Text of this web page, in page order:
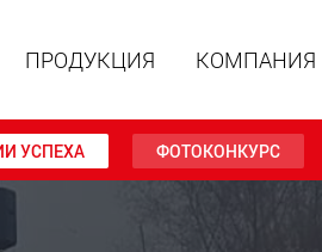
ПРОДУКЦИЯ КОМПАНИЯ
УСПЕХА ФОТОКОНКУРС